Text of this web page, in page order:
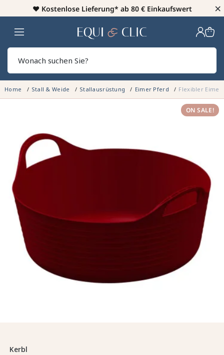
♥️ Kostenlose Lieferung* ab 80 € Einkaufswert ×
Heim
Home Stall & Weide Stallausrüstung Eimer Pferd Flexibler Eimer
ON SALE!
Kerbl